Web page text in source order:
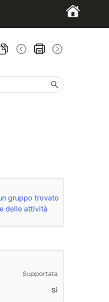
gruppo trovato
delle attività
Supportata
Sì